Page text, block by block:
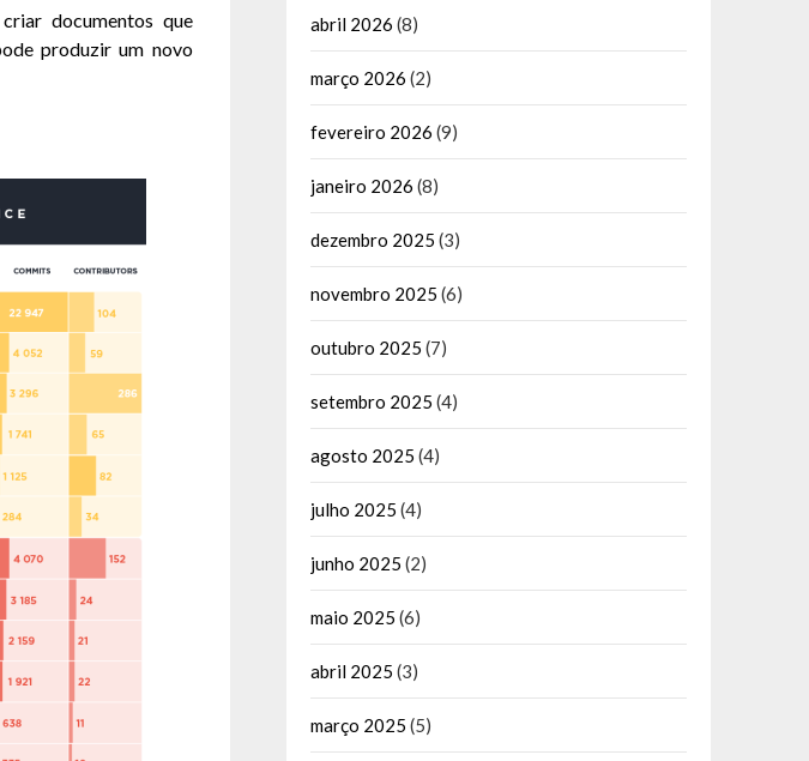
documentos que
produzir um novo
abril 2026 (8)
março 2026 (2)
fevereiro 2026 (9)
janeiro 2026 (8)
dezembro 2025 (3)
novembro 2025 (6)
outubro 2025 (7)
setembro 2025 (4)
agosto 2025 (4)
julho 2025 (4)
junho 2025 (2)
maio 2025 (6)
abril 2025 (3)
março 2025 (5)